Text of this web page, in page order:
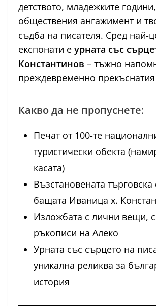
детството, младежките години,
обществения ангажимент и
съдба на писателя. Сред най-
експонати е урната със
Константинов – тъжно
преждевременно
Какво да не пропуснете:
Печат от 100-те
туристически обекта
касата)
Възстановената търговска
бащата Иваница х.
Изложбата с лични вещи,
ръкописи на Алеко
Урната със сърцето на
уникална реликва за
история